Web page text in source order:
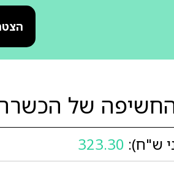
של
ש"ח): 323.30